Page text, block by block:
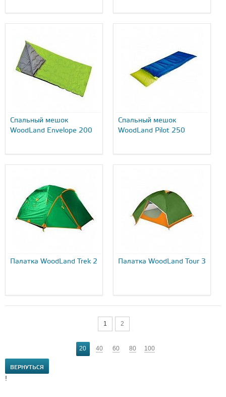
Спальный мешок
WoodLand Envelope 200
Спальный мешок
WoodLand Pilot 250
Палатка WoodLand Trek 2 Палатка WoodLand Tour 3
1 2
20 40 60 80 100
ВЕРНУТЬСЯ
!